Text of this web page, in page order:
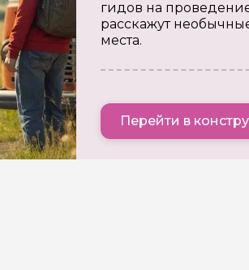
гидов на
расскажут
места.
Перейти в